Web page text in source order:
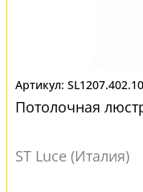
SL1207.402.10
Потолочная
ST Luce (Италия)